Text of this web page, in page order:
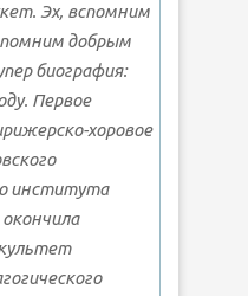
Эх, вспомним
добрым
биография:
Первое
хоровое
института